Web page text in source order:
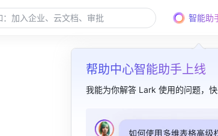
智能助
帮助中心智能助手上线
我能为你解答 Lark 使用的问题，快
本篇目录